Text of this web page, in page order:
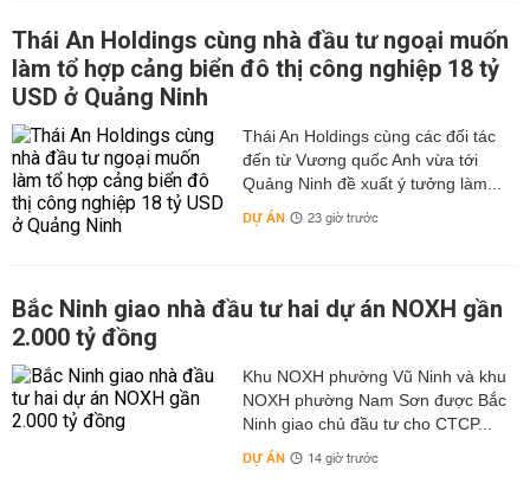
Thái An Holdings cùng nhà đầu tư ngoại muốn
làm tổ hợp cảng biển đô thị công nghiệp 18 tỷ
USD ở Quảng Ninh
Thái An Holdings cùng các đối tác
đến từ Vương quốc Anh vừa tới
Quảng Ninh đề xuất ý tưởng làm...
DỰ ÁN 23 giờ trước
Bắc Ninh giao nhà đầu tư hai dự án NOXH gần
2.000 tỷ đồng
Khu NOXH phường Vũ Ninh và khu
NOXH phường Nam Sơn được Bắc
Ninh giao chủ đầu tư cho CTCP...
DỰ ÁN 14 giờ trước